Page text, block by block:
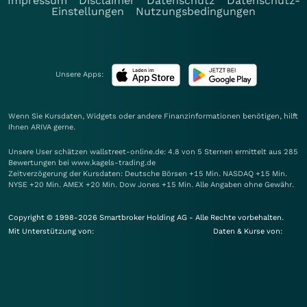
Einstellungen
Nutzungsbedingungen
Unsere Apps:
Wenn Sie Kursdaten, Widgets oder andere Finanzinformationen benötigen, hilft
Ihnen ARIVA gerne.
Unsere User schätzen wallstreet-online.de: 4.8 von 5 Sternen ermittelt aus 285
Bewertungen bei www.kagels-trading.de
Zeitverzögerung der Kursdaten: Deutsche Börsen +15 Min. NASDAQ +15 Min.
NYSE +20 Min. AMEX +20 Min. Dow Jones +15 Min. Alle Angaben ohne Gewähr.
Copyright © 1998-2026 Smartbroker Holding AG - Alle Rechte vorbehalten.
Mit Unterstützung von:
Daten & Kurse von: